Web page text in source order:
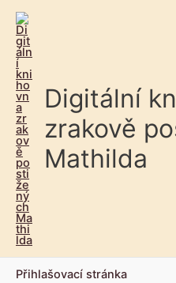
Digitální
zrakově
Mathilda
Přihlašovací stránka